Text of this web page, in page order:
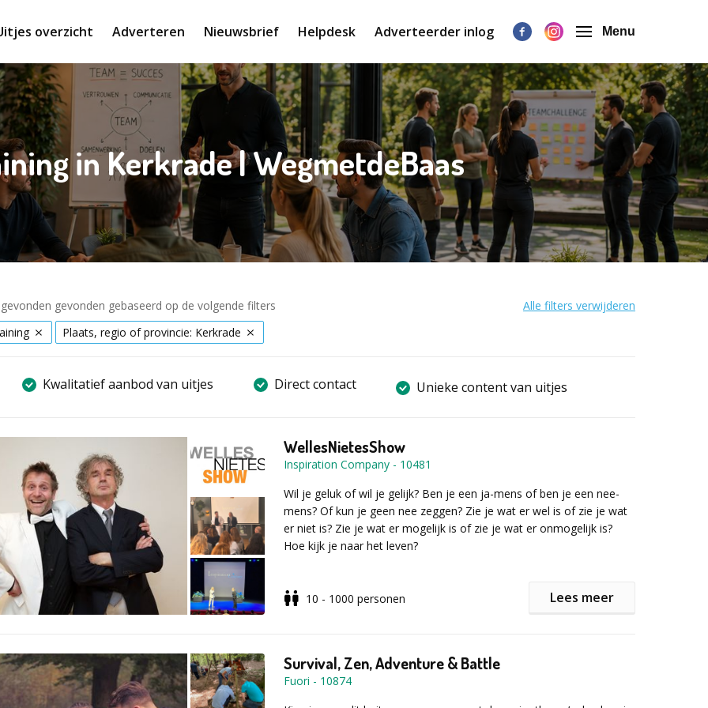
overzicht Adverteren Nieuwsbrief Helpdesk Adverteerder inlog Menu
in Kerkrade | WegmetdeBaas
gevonden gebaseerd op de volgende filters
Alle filters verwijderen
Plaats, regio of provincie: Kerkrade
Kwalitatief aanbod van uitjes Direct contact Unieke content van uitjes
WellesNietesShow
Inspiration Company - 10481
Wil je geluk of wil je gelijk? Ben je een ja-mens of ben je een nee-
mens? Of kun je geen nee zeggen? Zie je wat er wel is of zie je wat
er niet is? Zie je wat er mogelijk is of zie je wat er onmogelijk is?
Hoe kijk je naar het leven?
De WellesNietesShow is misschien wel de allerleukste en
met elkaar om moeten gaan.
10 - 1000 personen Lees meer
Survival, Zen, Adventure & Battle
Fuori - 10874